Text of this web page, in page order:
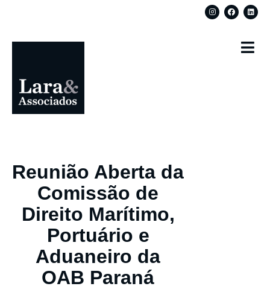
Reunião Aberta da
Comissão de
Direito Marítimo,
Portuário e
Aduaneiro da
OAB Paraná